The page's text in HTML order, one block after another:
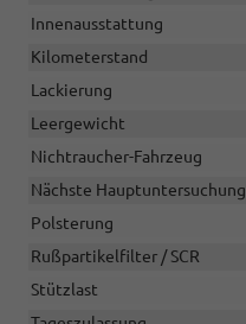
Innenausstattung
Kilometerstand
Lackierung
Leergewicht
Nichtraucher-Fahrzeug
Nächste Hauptuntersuchung
Polsterung
Rußpartikelfilter / SCR
Stützlast